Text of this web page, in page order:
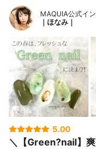
MAQUIA公式イ
｜ほなみ｜
5.00
＼【Green?nail】